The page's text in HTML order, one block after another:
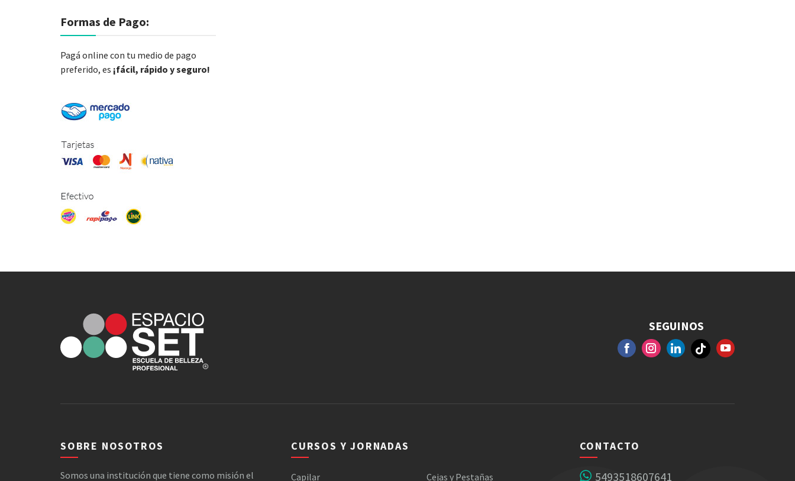
Formas de Pago:
Pagá online con tu medio de pago
preferido, es ¡fácil, rápido y seguro!
SEGUINOS
FACEBOOKGOOGLE+INSTAGRAM YOUTUBE
SOBRE NOSOTROS
Somos una institución que tiene como misión el
CURSOS Y JORNADAS
Capilar Cejas y Pestañas
CONTACTO
5493518607641